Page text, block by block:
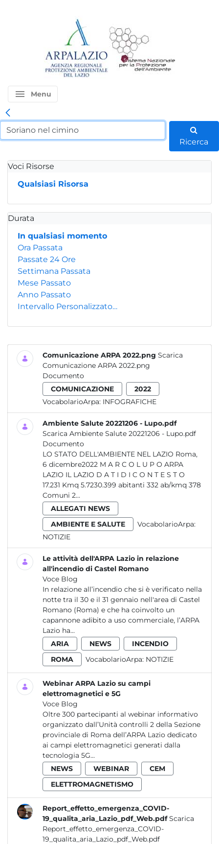
menu Menu
Ricerca
Voci Risorse
Qualsiasi Risorsa
Durata
In qualsiasi momento
Ora Passata
Passate 24 Ore
Settimana Passata
Mese Passato
Anno Passato
Intervallo Personalizzato…
Comunicazione ARPA 2022.png Scarica
Comunicazione ARPA 2022.png
Documento
COMUNICAZIONE
2022
VocabolarioArpa: INFOGRAFICHE
Ambiente Salute 20221206 - Lupo.pdf
Scarica Ambiente Salute 20221206 - Lupo.pdf
Documento
LO STATO DELL'AMBIENTE NEL LAZIO Roma,
6 dicembre2022 M A R C O L U P O ARPA
LAZIO IL LAZIO D A T I D I C O N T E S T O
17.231 Kmq 5.7230.399 abitanti 332 ab/kmq 378
Comuni 2...
ALLEGATI NEWS
AMBIENTE E SALUTE
VocabolarioArpa:
NOTIZIE
Le attività dell'ARPA Lazio in relazione
all'incendio di Castel Romano
Voce Blog
In relazione all’incendio che si è verificato nella
notte tra il 30 e il 31 gennaio nell'area di Castel
Romano (Roma) e che ha coinvolto un
capannone adibito a uso commerciale, l’ARPA
Lazio ha...
ARIA
NEWS
INCENDIO
ROMA
VocabolarioArpa: NOTIZIE
Webinar ARPA Lazio su campi
elettromagnetici e 5G
Voce Blog
Oltre 300 partecipanti al webinar informativo
organizzato dall’Unità controlli 2 della Sezione
provinciale di Roma dell’ARPA Lazio dedicato
ai campi elettromagnetici generati dalla
tecnologia 5G...
NEWS
WEBINAR
CEM
ELETTROMAGNETISMO
Report_effetto_emergenza_COVID-
19_qualita_aria_Lazio_pdf_Web.pdf Scarica
Report_effetto_emergenza_COVID-
19_qualita_aria_Lazio_pdf_Web.pdf